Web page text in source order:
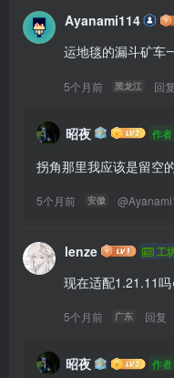
Ayanami114
运地毯的漏斗矿车
5个月前 黑龙江 回复
昭夜 作者
拐角那里我应该是留空
5个月前 安徽 @
lenze 工
现在适配1.21.11吗
5个月前 广东 回复
昭夜 作者